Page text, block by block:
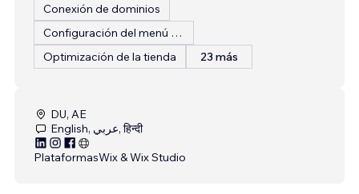
Conexión de dominios
Configuración del menú del restaurante
Optimización de la tienda
23 más
DU, AE
English, عربي, हिन्दी
PlataformasWix & Wix Studio